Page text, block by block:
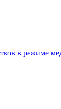
в режиме